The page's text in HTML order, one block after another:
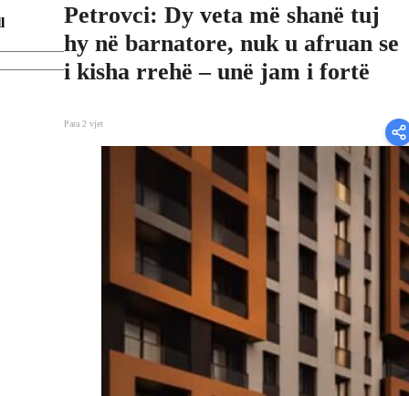
Petrovci: Dy veta më shanë tuj
hy në barnatore, nuk u afruan se
i kisha rrehë – unë jam i fortë
Para 2 vjet